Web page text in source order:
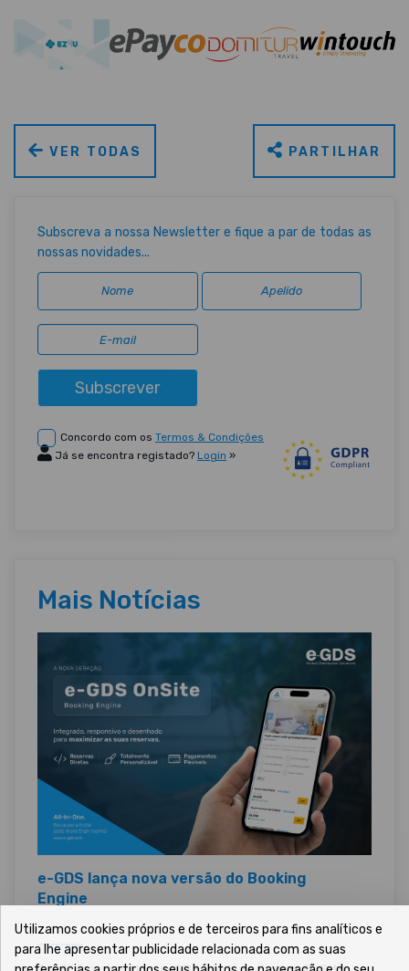
VER TODAS PARTILHAR
Subscreva a nossa Newsletter e fique a par de todas as
nossas novidades...
Subscrever
Concordo com os Termos & Condições
Já se encontra registado? Login »
Mais Notícias
e-GDS lança nova versão do Booking
Engine
Utilizamos cookies próprios e de terceiros para fins analíticos e
para lhe apresentar publicidade relacionada com as suas